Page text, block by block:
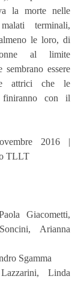
la morte nelle
terminali,
le loro, di
al limite
essere
attrici che le
con il
2016 |
TLLT
Giacometti,
Arianna
Sgamma
Linda